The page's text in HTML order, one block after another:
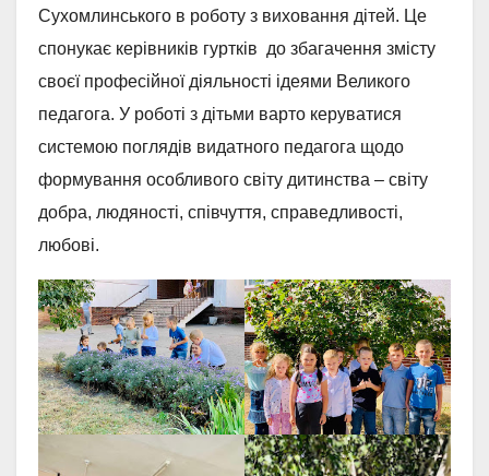
Сухомлинського в роботу з виховання дітей. Це
спонукає керівників гуртків до збагачення змісту
своєї професійної діяльності ідеями Великого
педагога. У роботі з дітьми варто керуватися
системою поглядів видатного педагога щодо
формування особливого світу дитинства – світу
добра, людяності, співчуття, справедливості,
любові.